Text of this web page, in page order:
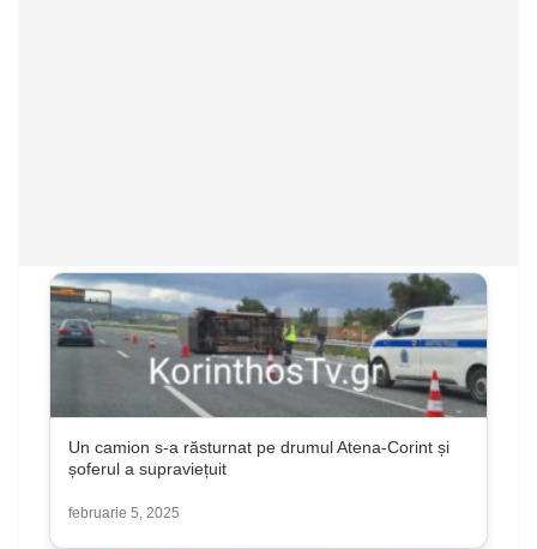
Un camion s-a răsturnat pe drumul Atena-Corint și
șoferul a supraviețuit
februarie 5, 2025